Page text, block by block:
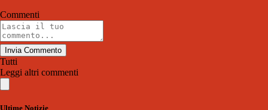
Commenti
Invia Commento
Tutti
Leggi altri commenti
Ultime Notizie